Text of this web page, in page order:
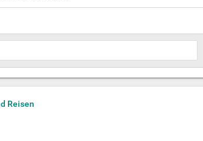
Reisen